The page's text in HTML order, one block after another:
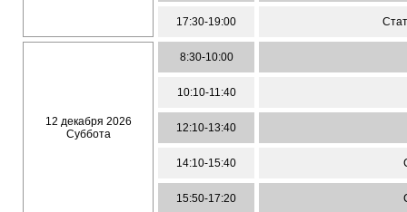
17:30-19:00
12 декабря 2026
Суббота
8:30-10:00
10:10-11:40
12:10-13:40
14:10-15:40
15:50-17:20